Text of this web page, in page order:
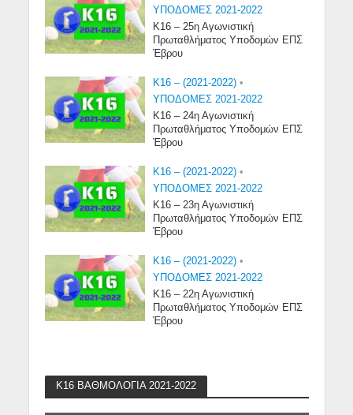
ΥΠΟΔΟΜΕΣ 2021-2022
Κ16 – 25η Αγωνιστική
Πρωταθλήματος Υποδομών ΕΠΣ
Έβρου
K16 – (2021-2022) •
ΥΠΟΔΟΜΕΣ 2021-2022
Κ16 – 24η Αγωνιστική
Πρωταθλήματος Υποδομών ΕΠΣ
Έβρου
K16 – (2021-2022) •
ΥΠΟΔΟΜΕΣ 2021-2022
Κ16 – 23η Αγωνιστική
Πρωταθλήματος Υποδομών ΕΠΣ
Έβρου
K16 – (2021-2022) •
ΥΠΟΔΟΜΕΣ 2021-2022
Κ16 – 22η Αγωνιστική
Πρωταθλήματος Υποδομών ΕΠΣ
Έβρου
Κ16 ΒΑΘΜΟΛΟΓΙΑ 2021-2022